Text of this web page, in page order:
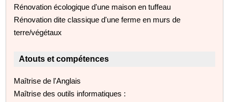
Rénovation écologique d'une maison en tuffeau
Rénovation dite classique d'une ferme en murs de
terre/végétaux
Atouts et compétences
Maîtrise de l'Anglais
Maîtrise des outils informatiques :